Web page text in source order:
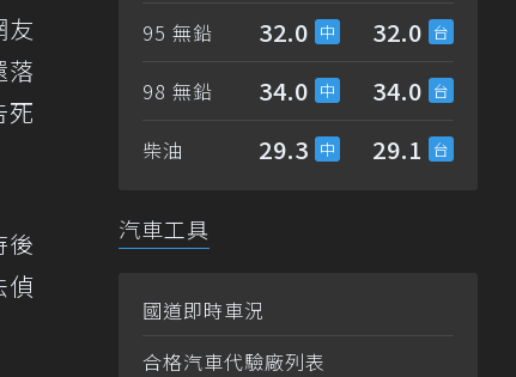
友
落
死
後
偵
95 無鉛 32.0 32.0
98 無鉛 34.0 34.0
柴油 29.3 29.1
汽車工具
國道即時車況
合格汽車代驗廠列表